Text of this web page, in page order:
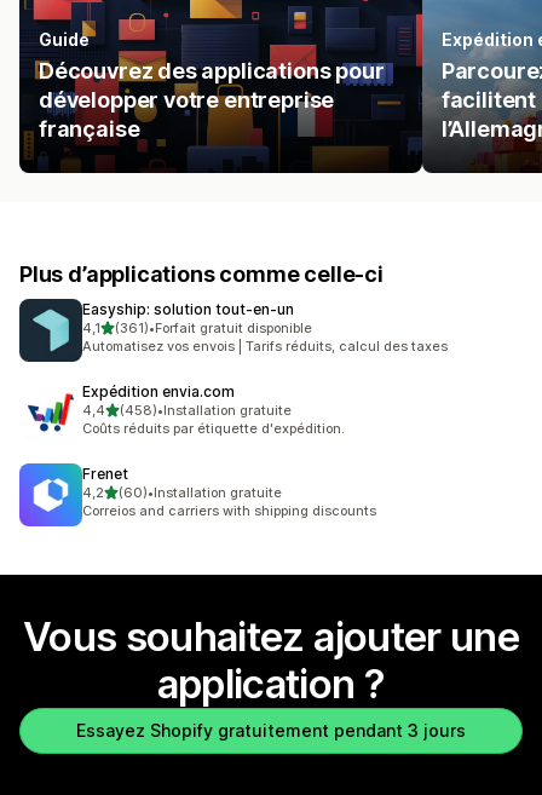
Guide
Découvrez des applications pour
développer votre entreprise
française
Expédition
facilitent
Plus d’applications comme celle-ci
Easyship: solution tout‑en‑un
4,1étoile(s) sur 5
(361)
361 avis au total
•Forfait gratuit disponible
Automatisez vos envois | Tarifs réduits, calcul des taxes
Expédition envia.com
4,4étoile(s) sur 5
(458)
458 avis au total
•Installation gratuite
Coûts réduits par étiquette d'expédition.
Frenet
4,2étoile(s) sur 5
(60)
60 avis au total
•Installation gratuite
Correios and carriers with shipping discounts
Vous souhaitez ajouter une
application ?
Essayez Shopify gratuitement pendant 3 jours